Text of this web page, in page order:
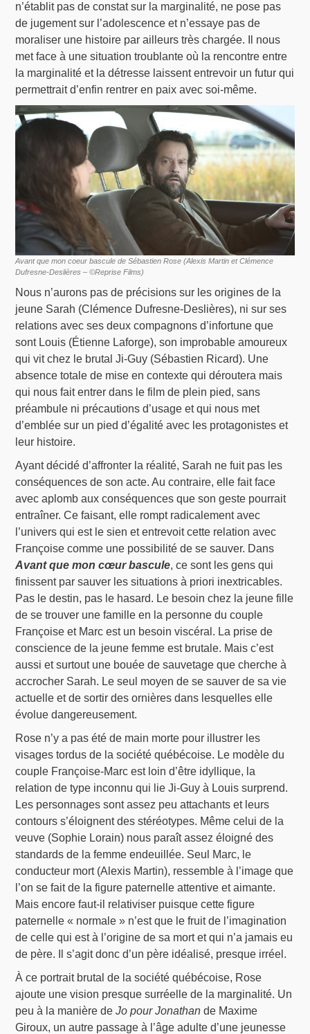
n’établit pas de constat sur la marginalité, ne pose pas
de jugement sur l’adolescence et n’essaye pas de
moraliser une histoire par ailleurs très chargée. Il nous
met face à une situation troublante où la rencontre entre
la marginalité et la détresse laissent entrevoir un futur qui
permettrait d’enfin rentrer en paix avec soi-même.
Avant que mon coeur bascule de Sébastien Rose (Alexis Martin et Clémence
Dufresne-Deslières – ©Reprise Films)
Nous n’aurons pas de précisions sur les origines de la
jeune Sarah (Clémence Dufresne-Deslières), ni sur ses
relations avec ses deux compagnons d’infortune que
sont Louis (Étienne Laforge), son improbable amoureux
qui vit chez le brutal Ji-Guy (Sébastien Ricard). Une
absence totale de mise en contexte qui déroutera mais
qui nous fait entrer dans le film de plein pied, sans
préambule ni précautions d’usage et qui nous met
d’emblée sur un pied d’égalité avec les protagonistes et
leur histoire.
Ayant décidé d’affronter la réalité, Sarah ne fuit pas les
conséquences de son acte. Au contraire, elle fait face
avec aplomb aux conséquences que son geste pourrait
entraîner. Ce faisant, elle rompt radicalement avec
l’univers qui est le sien et entrevoit cette relation avec
Françoise comme une possibilité de se sauver. Dans
Avant que mon cœur bascule, ce sont les gens qui
finissent par sauver les situations à priori inextricables.
Pas le destin, pas le hasard. Le besoin chez la jeune fille
de se trouver une famille en la personne du couple
Françoise et Marc est un besoin viscéral. La prise de
conscience de la jeune femme est brutale. Mais c’est
aussi et surtout une bouée de sauvetage que cherche à
accrocher Sarah. Le seul moyen de se sauver de sa vie
actuelle et de sortir des ornières dans lesquelles elle
évolue dangereusement.
Rose n’y a pas été de main morte pour illustrer les
visages tordus de la société québécoise. Le modèle du
couple Françoise-Marc est loin d’être idyllique, la
relation de type inconnu qui lie Ji-Guy à Louis surprend.
Les personnages sont assez peu attachants et leurs
contours s’éloignent des stéréotypes. Même celui de la
veuve (Sophie Lorain) nous paraît assez éloigné des
standards de la femme endeuillée. Seul Marc, le
conducteur mort (Alexis Martin), ressemble à l’image que
l’on se fait de la figure paternelle attentive et aimante.
Mais encore faut-il relativiser puisque cette figure
paternelle « normale » n’est que le fruit de l’imagination
de celle qui est à l’origine de sa mort et qui n’a jamais eu
de père. Il s’agit donc d’un père idéalisé, presque irréel.
À ce portrait brutal de la société québécoise, Rose
ajoute une vision presque surréelle de la marginalité. Un
peu à la manière deJo pour Jonathan de Maxime
Giroux, un autre passage à l’âge adulte d’une jeunesse